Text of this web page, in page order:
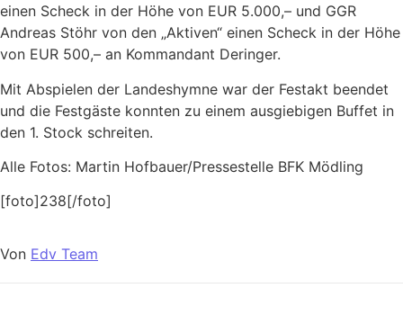
einen Scheck in der Höhe von EUR 5.000,– und GGR
Andreas Stöhr von den „Aktiven“ einen Scheck in der Höhe
von EUR 500,– an Kommandant Deringer.
Mit Abspielen der Landeshymne war der Festakt beendet
und die Festgäste konnten zu einem ausgiebigen Buffet in
den 1. Stock schreiten.
Alle Fotos: Martin Hofbauer/Pressestelle BFK Mödling
[foto]238[/foto]
Von Edv Team